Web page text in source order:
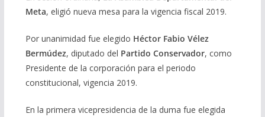
Meta, eligió nueva mesa para la vigencia fiscal 2019.
Por unanimidad fue elegido Héctor Fabio Vélez
Bermúdez, diputado del Partido Conservador, como
Presidente de la corporación para el periodo
constitucional, vigencia 2019.
En la primera vicepresidencia de la duma fue elegida